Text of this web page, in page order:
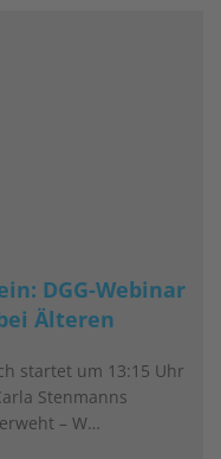
DGG-Webinar
Älteren
startet um 13:15 Uhr
Stenmanns
– W…